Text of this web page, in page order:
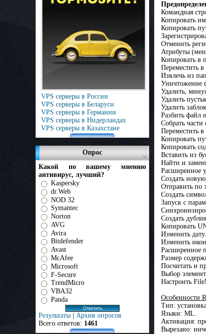
VPS серверы в России
VPS серверы в Беларуси
VPS серверы в Германии
VPS серверы в Нидерландах
VPS серверы в Казахстане
Опрос
Какой по вашему мнению
антивирус, лучший?
Kaspersky
dr.Web
NOD 32
Symantec
Norton
AVG
Avira
Bitdefender
Avast
McAfee
Microsoft
F-Secure
TrendMicro
VBA32
Panda
Результаты | Архив опросов
Всего ответов: 1461
Командная
Копировать
Копировать
Отменить
Атрибуты
Копировать в
Переместить
Извлечь из
Уничтожение
Удалить,
Удалить
Удалить
Разбить файл
Собрать части
Переместить
Копировать
Копировать
Вставить из
Найти и
Расширенное
Создать
Отправить по
Создать
Запуск с
Создать
Копировать
Изменить
Изменить
Расширенное
Размер
Посчитать и
Выбор
Настроить
Особенности
Тип:
Языки: ML.
Активация:
Вырезано: